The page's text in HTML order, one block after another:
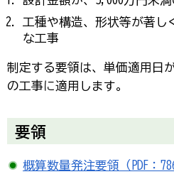
工種や構造、形状等が著し
な工事
制定する要領は、単価適用日
の工事に適用します。
要領
概算数量発注要領（PDF：